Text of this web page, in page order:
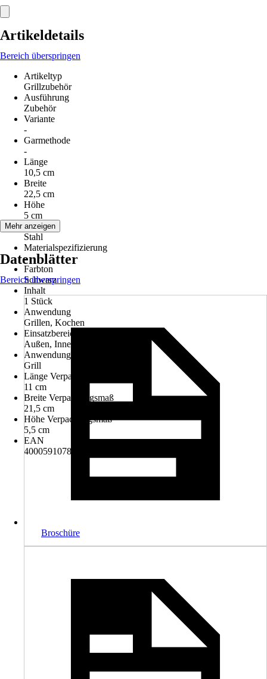
Artikeldetails
Bereich überspringen
Artikeltyp
Grillzubehör
Ausführung
Zubehör
Variante
-
Garmethode
-
Länge
10,5 cm
Breite
22,5 cm
Höhe
5 cm
Material
Stahl
Materialspezifizierung
-
Farbton
Schwarz
Inhalt
1 Stück
Anwendung
Grillen, Kochen
Einsatzbereich
Außen, Innen
Anwendungsbereich
Grill
Länge Verpackungsmaß
11 cm
Breite Verpackungsmaß
21,5 cm
Höhe Verpackungsmaß
5,5 cm
EAN
4000591078187
Mehr anzeigen
Datenblätter
Bereich überspringen
Broschüre